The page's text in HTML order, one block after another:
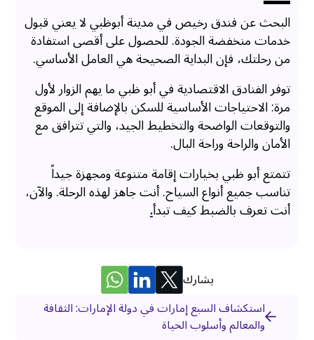
البحث عن فندق رخيص في مدينة أبوظبي لا يعني قبول
خدمات منخفضة الجودة. للحصول على أقصى استفادة
من رحلتك، فإن البداية الصحيحة هي العامل الأساسي.
توفر الفنادق الاقتصادية في أبو ظبي ما يهم الزوار لأول
مرة: الاحتياجات الأساسية للسكن بالإضافة إلى الموقع
والتوقعات الواضحة والتخطيط الجيد، والتي تترافق مع
الأمان والراحة وراحة البال.
تتمتع أبو ظبي بخيارات إقامة متنوعة ومجهزة جيداً
تناسب جميع أنواع السياح. أنت جاهز لهذه الرحلة. والآن،
أنت تعرف بالضبط كيف تبدأ.
يشارك
استكشاف السبع إمارات في دولة الإمارات: الثقافة
والمعالم وأسلوب الحياة